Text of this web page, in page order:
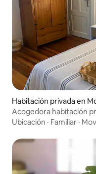
Habitación privada en
Acogedora habitación
Estados Unidos
Ubicación · Familiar ·